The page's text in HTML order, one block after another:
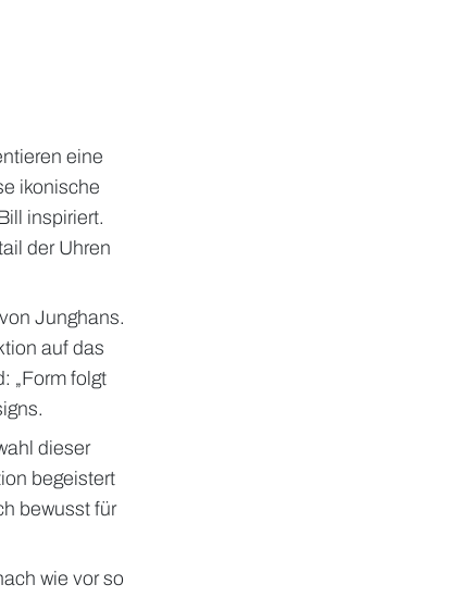
eine
ikonische
inspiriert.
der Uhren
Junghans.
auf das
„Form folgt
dieser
begeistert
bewusst für
wie vor so